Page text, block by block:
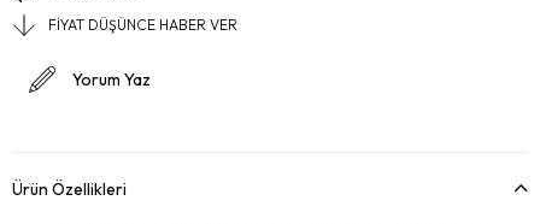
FIYAT DÜŞÜNCE HABER VER
Yorum Yaz
Ürün Özellikleri